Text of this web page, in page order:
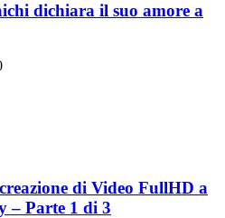
dichiara il suo amore a
di Video FullHD a
– Parte 1 di 3